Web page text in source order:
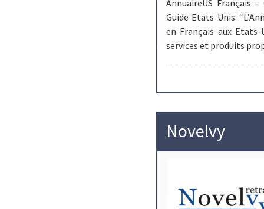
AnnuaireUS Français
Guide Etats-Unis.
en Français aux
services et produits
Novelvy